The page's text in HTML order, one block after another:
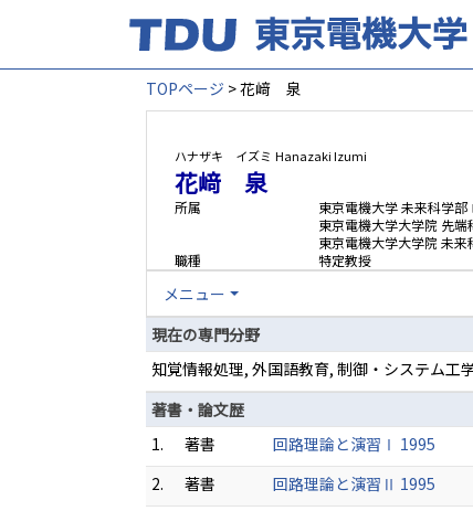
TOPページ > 花﨑 泉
ハナザキ イズミ Hanazaki Izumi
花﨑 泉
所属
東京電機大学 未来科学
東京電機大学大学院 先
東京電機大学大学院 未
職種
特定教授
メニュー
現在の専門分野
知覚情報処理, 外国語教育, 制御・システム工
著書・論文歴
1.
著書
回路理論と演習Ⅰ 1995
2.
著書
回路理論と演習Ⅱ 1995